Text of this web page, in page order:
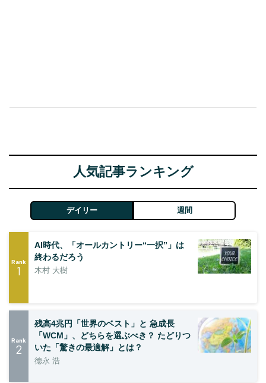
人気記事ランキング
デイリー 週間
Rank
1
AI時代、「オールカントリー“一択”」は
終わるだろう
木村 大樹
Rank
2
残高4兆円「世界のベスト」と 急成長
「WCM」、どちらを選ぶべき？ たどりつ
いた「驚きの最適解」とは？
徳永 浩